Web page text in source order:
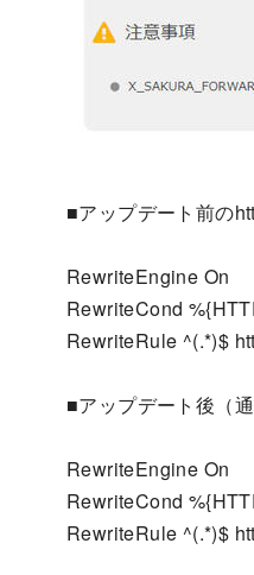
■アップデート前の
RewriteEngine On
RewriteCond
RewriteRule ^(.*)$
■アップデート後（
RewriteEngine On
RewriteCond
RewriteRule ^(.*)$